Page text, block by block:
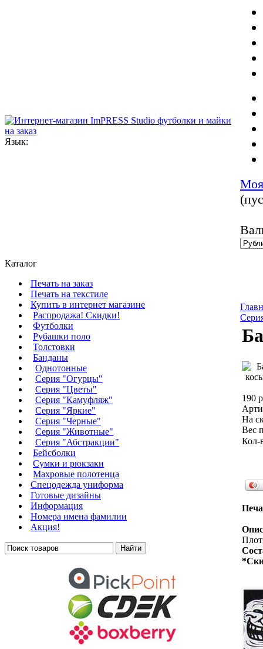
Язык:
Каталог
Печать на заказ
Печать на текстиле
Купить в интернет магазине
Распродажа! Скидки!
Футболки
Рубашки поло
Толстовки
Банданы
Однотонные
Серия "Огурцы"
Серия "Цветы"
Серия "Камуфляж"
Серия "Яркие"
Серия "Черные"
Серия "Животные"
Серия "Абстракции"
Бейсболки
Сумки и рюкзаки
Махровые полотенца
Cпецодежда униформа
Готовые дизайны
Информация
Номера имена фамилии
Акция!
190
На
Вес
Кол-